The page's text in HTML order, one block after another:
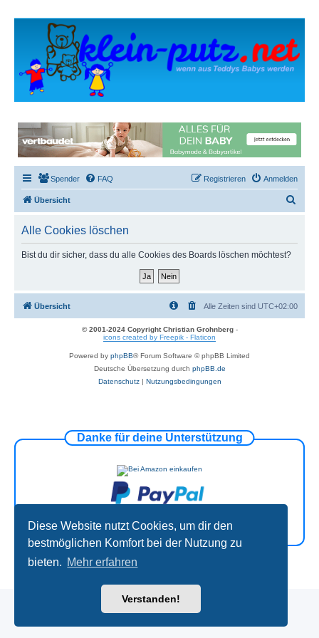
Diese Website nutzt Cookies, um dir den
bestmöglichen Komfort bei der Nutzung zu
bieten. Mehr erfahren
Verstanden!
Spender FAQ Anmelden
Registrieren
Übersicht
Alle Cookies löschen
Bist du dir sicher, dass du alle Cookies des Boards löschen möchtest?
Übersicht Alle Zeiten sind UTC+02:00
© 2001-2024 Copyright Christian Grohnberg-
icons created by Freepik - Flaticon
Powered by phpBB® Forum Software © phpBB Limited
Deutsche Übersetzung durch phpBB.de
Datenschutz| Nutzungsbedingungen
Danke für deine Unterstützung